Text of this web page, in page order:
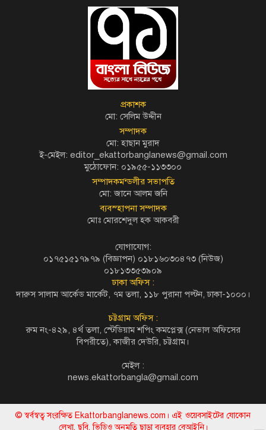
প্রকাশক
মো: সেলিম উদ্দীন
সম্পাদক
মো: হাছান মুরাদ
ই-মেইল: editor_ekattorbanglanews@gmail.com
মুঠোফোন: ০১৯৫৫-১১৩৩০০
সম্পাদকমন্ডলীর সভাপতি
মো: জানে আলম জনি
ব্যবস্হাপনা সম্পাদক
মোঃ মোরশেদুল হক আকবরী
যোগাযোগ:
০১৭৫১৫১৭৯৭৯ (বিজ্ঞাপন) ০১৮১৬০৩০৪৭৩ (নিউজ)
০১৮১৩৩৫৩৯০৯
ঢাকা অফিস :
দারুস সালাম আর্কেড মার্কেট, ৭ম তলা, ১১৮ পুরানা পল্টন, ঢাকা-১০০০।
চট্টগ্রাম অফিস :
রুম নং-৪২৯, ৪র্থ তলা, স্টেডিয়াম শপিং কমপ্লেক্স (নেভাল অফিসের
বিপরীতে), কাজীর দেউরি, চট্টগ্রাম।
মেইল :
news.ekattorbangla@gmail.com
© স্বর্বস্বত্ব সংরক্ষিত Ekattorbanglanews.com। এই ওয়েবসাইটের যোকোন
লেখা, ছবি, ভিডিও অনুমতি ছাড়া ব্যবহার বেআইনি।